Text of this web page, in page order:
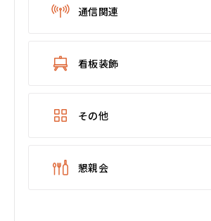
通信関連
看板装飾
その他
懇親会